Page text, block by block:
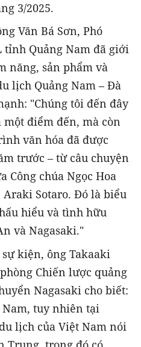
3/2025.
Văn Bá Sơn, Phó
tỉnh Quảng Nam đã giới
năng, sản phẩm và
lịch Quảng Nam – Đà
"Chúng tôi đến đây
điểm đến, mà còn
văn hóa đã được
trước – từ câu chuyện
Công chúa Ngọc Hoa
Sotaro. Đó là biểu
hiểu và tình hữu
và Nagasaki."
kiện, ông Takaaki
Chiến lược quảng
Nagasaki cho biết:
tuy nhiên tại
lịch của Việt Nam nói